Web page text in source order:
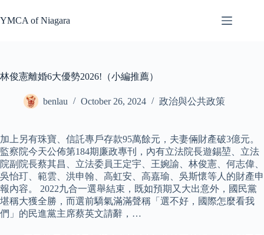
to
content
YMCA of Niagara
林俊憲離婚6大優勢2026!（小編推薦）
benlau October 26, 2024 政治與公共政策
加上另有珠寶、信託專戶存款95萬餘元，夫妻倆財產破3億元。
監察院今天公佈第184期廉政專刊，內有立法院長遊錫堃、立法
院副院長蔡其昌、立法委員王定宇、王婉諭、林俊憲、何志偉、
吳怡玎、範雲、洪申翰、高虹安、高嘉瑜、吳斯懷等人的財產申
報內容。 2022九合一選舉結束，既如預期又大出意外，國民黨
堪稱大獲全勝，而選前驕氣滿滿聲稱「選不好，國際怎麼看我
們」的民進黨主席蔡英文請辭，…